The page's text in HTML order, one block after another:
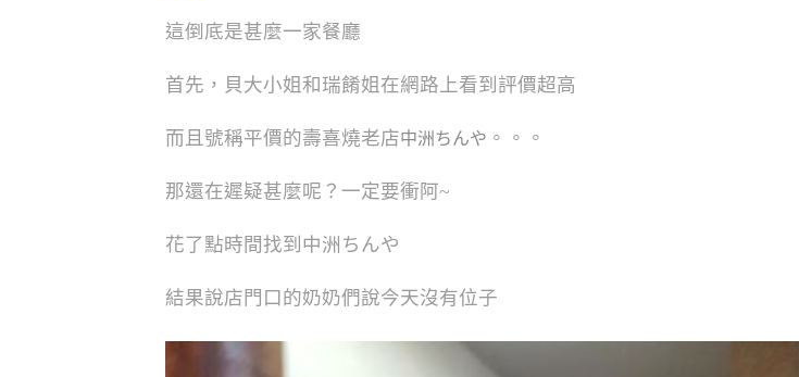
這倒底是甚麼一家餐廳
首先，貝大小姐和瑞餚姐在網路上看到評價超高
而且號稱平價的壽喜燒老店中洲ちんや 。。。
那還在遲疑甚麼呢？一定要衝阿~
花了點時間找到中洲ちんや
結果說店門口的奶奶們說今天沒有位子